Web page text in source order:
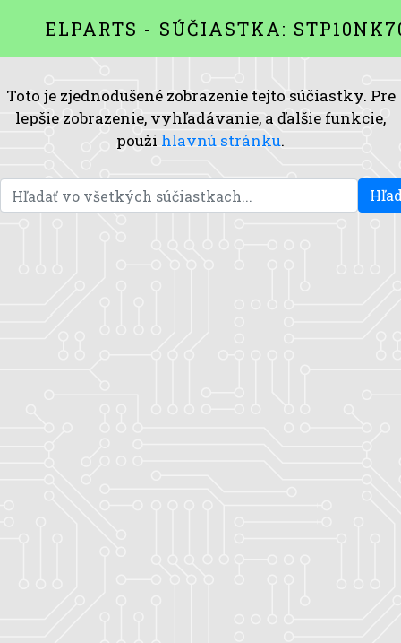
ELPARTS - SÚČIASTKA:
Toto je zjednodušené zobrazenie tejto súčiastky. Pre
lepšie zobrazenie, vyhľadávanie, a ďalšie funkcie,
použi hlavnú stránku.